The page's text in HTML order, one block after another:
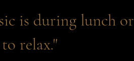
is during lunch or
relax."